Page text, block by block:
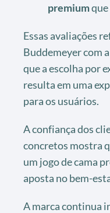
premiumque
Essas avaliações
Buddemeyer com
que a escolha por
resulta em uma
para os usuários.
A confiança dos
concretos mostra
um jogo de cama
aposta no bem-
A marca continua